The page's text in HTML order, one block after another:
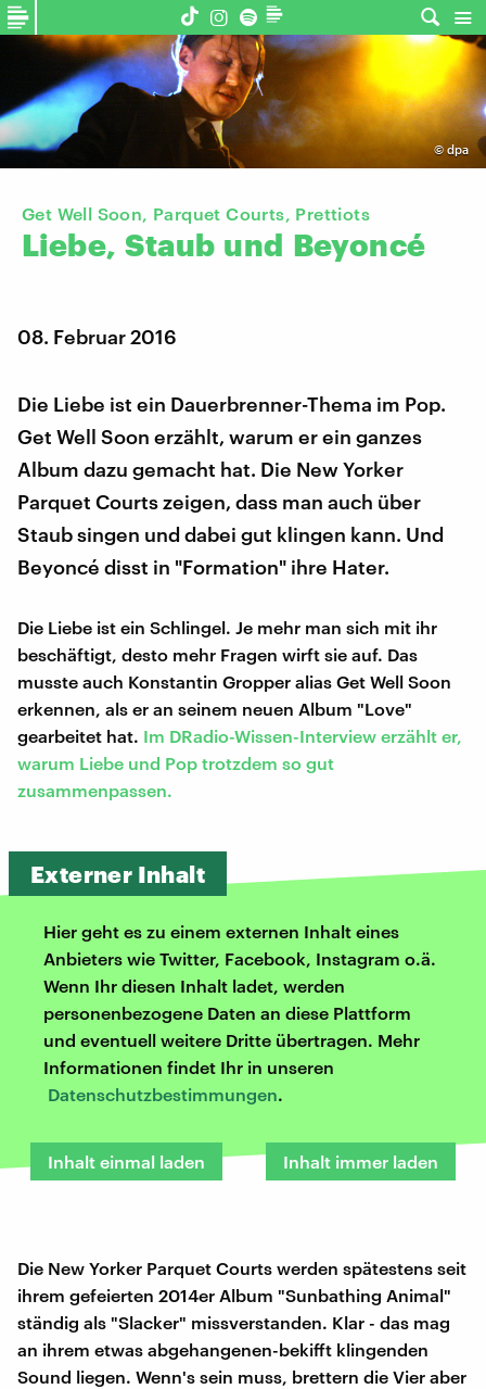
© dpa
Get Well Soon, Parquet Courts, Prettiots
Liebe, Staub und Beyoncé
08. Februar 2016
Die Liebe ist ein Dauerbrenner-Thema im Pop.
Get Well Soon erzählt, warum er ein ganzes
Album dazu gemacht hat. Die New Yorker
Parquet Courts zeigen, dass man auch über
Staub singen und dabei gut klingen kann. Und
Beyoncé disst in "Formation" ihre Hater.
Die Liebe ist ein Schlingel. Je mehr man sich mit ihr
beschäftigt, desto mehr Fragen wirft sie auf. Das
musste auch Konstantin Gropper alias Get Well Soon
erkennen, als er an seinem neuen Album "Love"
gearbeitet hat. Im DRadio-Wissen-Interview erzählt er,
warum Liebe und Pop trotzdem so gut
zusammenpassen.
Externer Inhalt
Hier geht es zu einem externen Inhalt eines
Anbieters wie Twitter, Facebook, Instagram o.ä.
Wenn Ihr diesen Inhalt ladet, werden
personenbezogene Daten an diese Plattform
und eventuell weitere Dritte übertragen. Mehr
Informationen findet Ihr in unseren
Datenschutzbestimmungen.
Inhalt einmal laden Inhalt immer laden
Die New Yorker Parquet Courts werden spätestens seit
ihrem gefeierten 2014er Album "Sunbathing Animal"
ständig als "Slacker" missverstanden. Klar - das mag
an ihrem etwas abgehangenen-bekifft klingenden
Sound liegen. Wenn's sein muss, brettern die Vier aber